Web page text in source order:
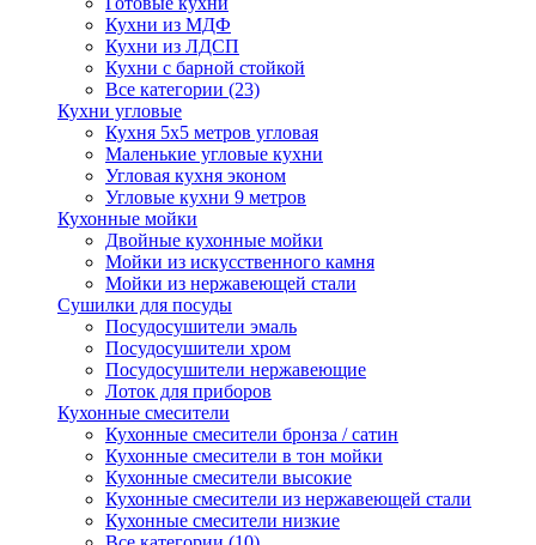
Кухни из МДФ
Кухни из ЛДСП
Кухни с барной стойкой
Все категории (23)
Кухни угловые
Кухня 5х5 метров угловая
Маленькие угловые кухни
Угловая кухня эконом
Угловые кухни 9 метров
Кухонные мойки
Двойные кухонные мойки
Мойки из искусственного камня
Мойки из нержавеющей стали
Сушилки для посуды
Посудосушители эмаль
Посудосушители хром
Посудосушители нержавеющие
Лоток для приборов
Кухонные смесители
Кухонные смесители бронза / сатин
Кухонные смесители в тон мойки
Кухонные смесители высокие
Кухонные смесители из нержавеющей стали
Кухонные смесители низкие